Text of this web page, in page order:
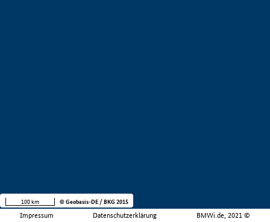
Impressum Datenschutzerklärung BMWi.de, 2021 ©
100 km © Geobasis-DE / BKG 2015